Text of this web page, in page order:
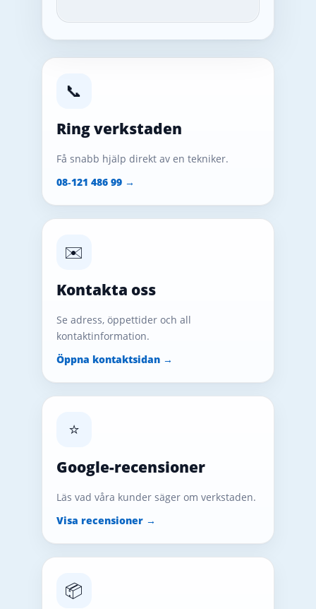
📞
Ring verkstaden
Få snabb hjälp direkt av en tekniker.
08‑121 486 99 →
✉️
Kontakta oss
Se adress, öppettider och all
kontaktinformation.
Öppna kontaktsidan →
⭐
Google-recensioner
Läs vad våra kunder säger om verkstaden.
Visa recensioner →
📦